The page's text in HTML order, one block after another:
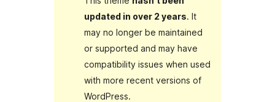
updated in over 2 years. It
may no longer be maintained
or supported and may have
compatibility issues when used
with more recent versions of
WordPress.